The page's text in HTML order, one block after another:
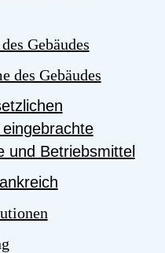
Gebäudes
des Gebäudes
und Betriebsmittel